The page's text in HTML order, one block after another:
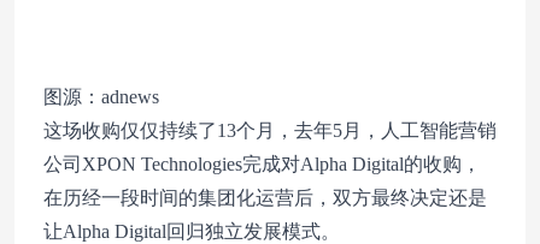
图源：adnews
这场收购仅仅持续了13个月，去年5月，人工智能营销
公司XPON Technologies完成对Alpha Digital的收购，
在历经一段时间的集团化运营后，双方最终决定还是
让Alpha Digital回归独立发展模式。